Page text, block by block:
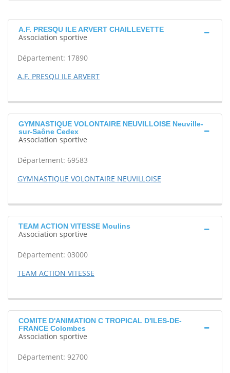
A.F. PRESQU ILE ARVERT CHAILLEVETTE
Association sportive
Département: 17890
A.F. PRESQU ILE ARVERT
GYMNASTIQUE VOLONTAIRE NEUVILLOISE Neuville-
sur-Saône Cedex
Association sportive
Département: 69583
GYMNASTIQUE VOLONTAIRE NEUVILLOISE
TEAM ACTION VITESSE Moulins
Association sportive
Département: 03000
TEAM ACTION VITESSE
COMITE D'ANIMATION C TROPICAL D'ILES-DE-
FRANCE Colombes
Association sportive
Département: 92700